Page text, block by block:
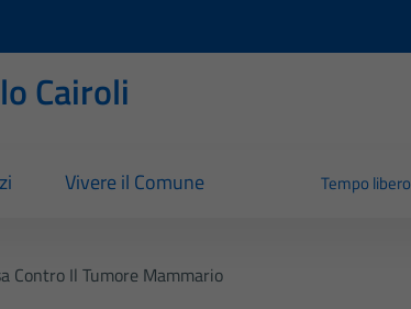
Cairoli
Vivere il Comune Tempo libero
Contro Il Tumore Mammario